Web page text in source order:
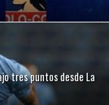
tres puntos desde La